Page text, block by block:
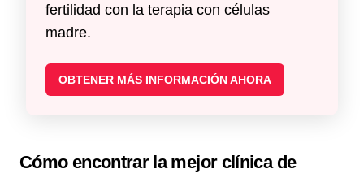
fertilidad con la terapia con células
madre.
OBTENER MÁS INFORMACIÓN AHORA
Cómo encontrar la mejor clínica de